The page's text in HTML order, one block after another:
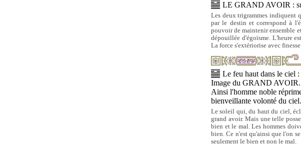
LE GRAND AVOIR :
Les deux trigrammes indiquent
par le destin et correspond à
pouvoir de maintenir ensemble
dépouillée d'égoïsme. L'heure
La force s'extériorise avec
Le feu haut dans le ciel :
Image du GRAND AVOIR.
Ainsi l'homme noble
bienveillante volonté du ciel.
Le soleil qui, du haut du ciel,
grand avoir. Mais une telle
bien et le mal. Les hommes
bien. Ce n'est qu'ainsi que l'on
seulement le bien et non le mal.